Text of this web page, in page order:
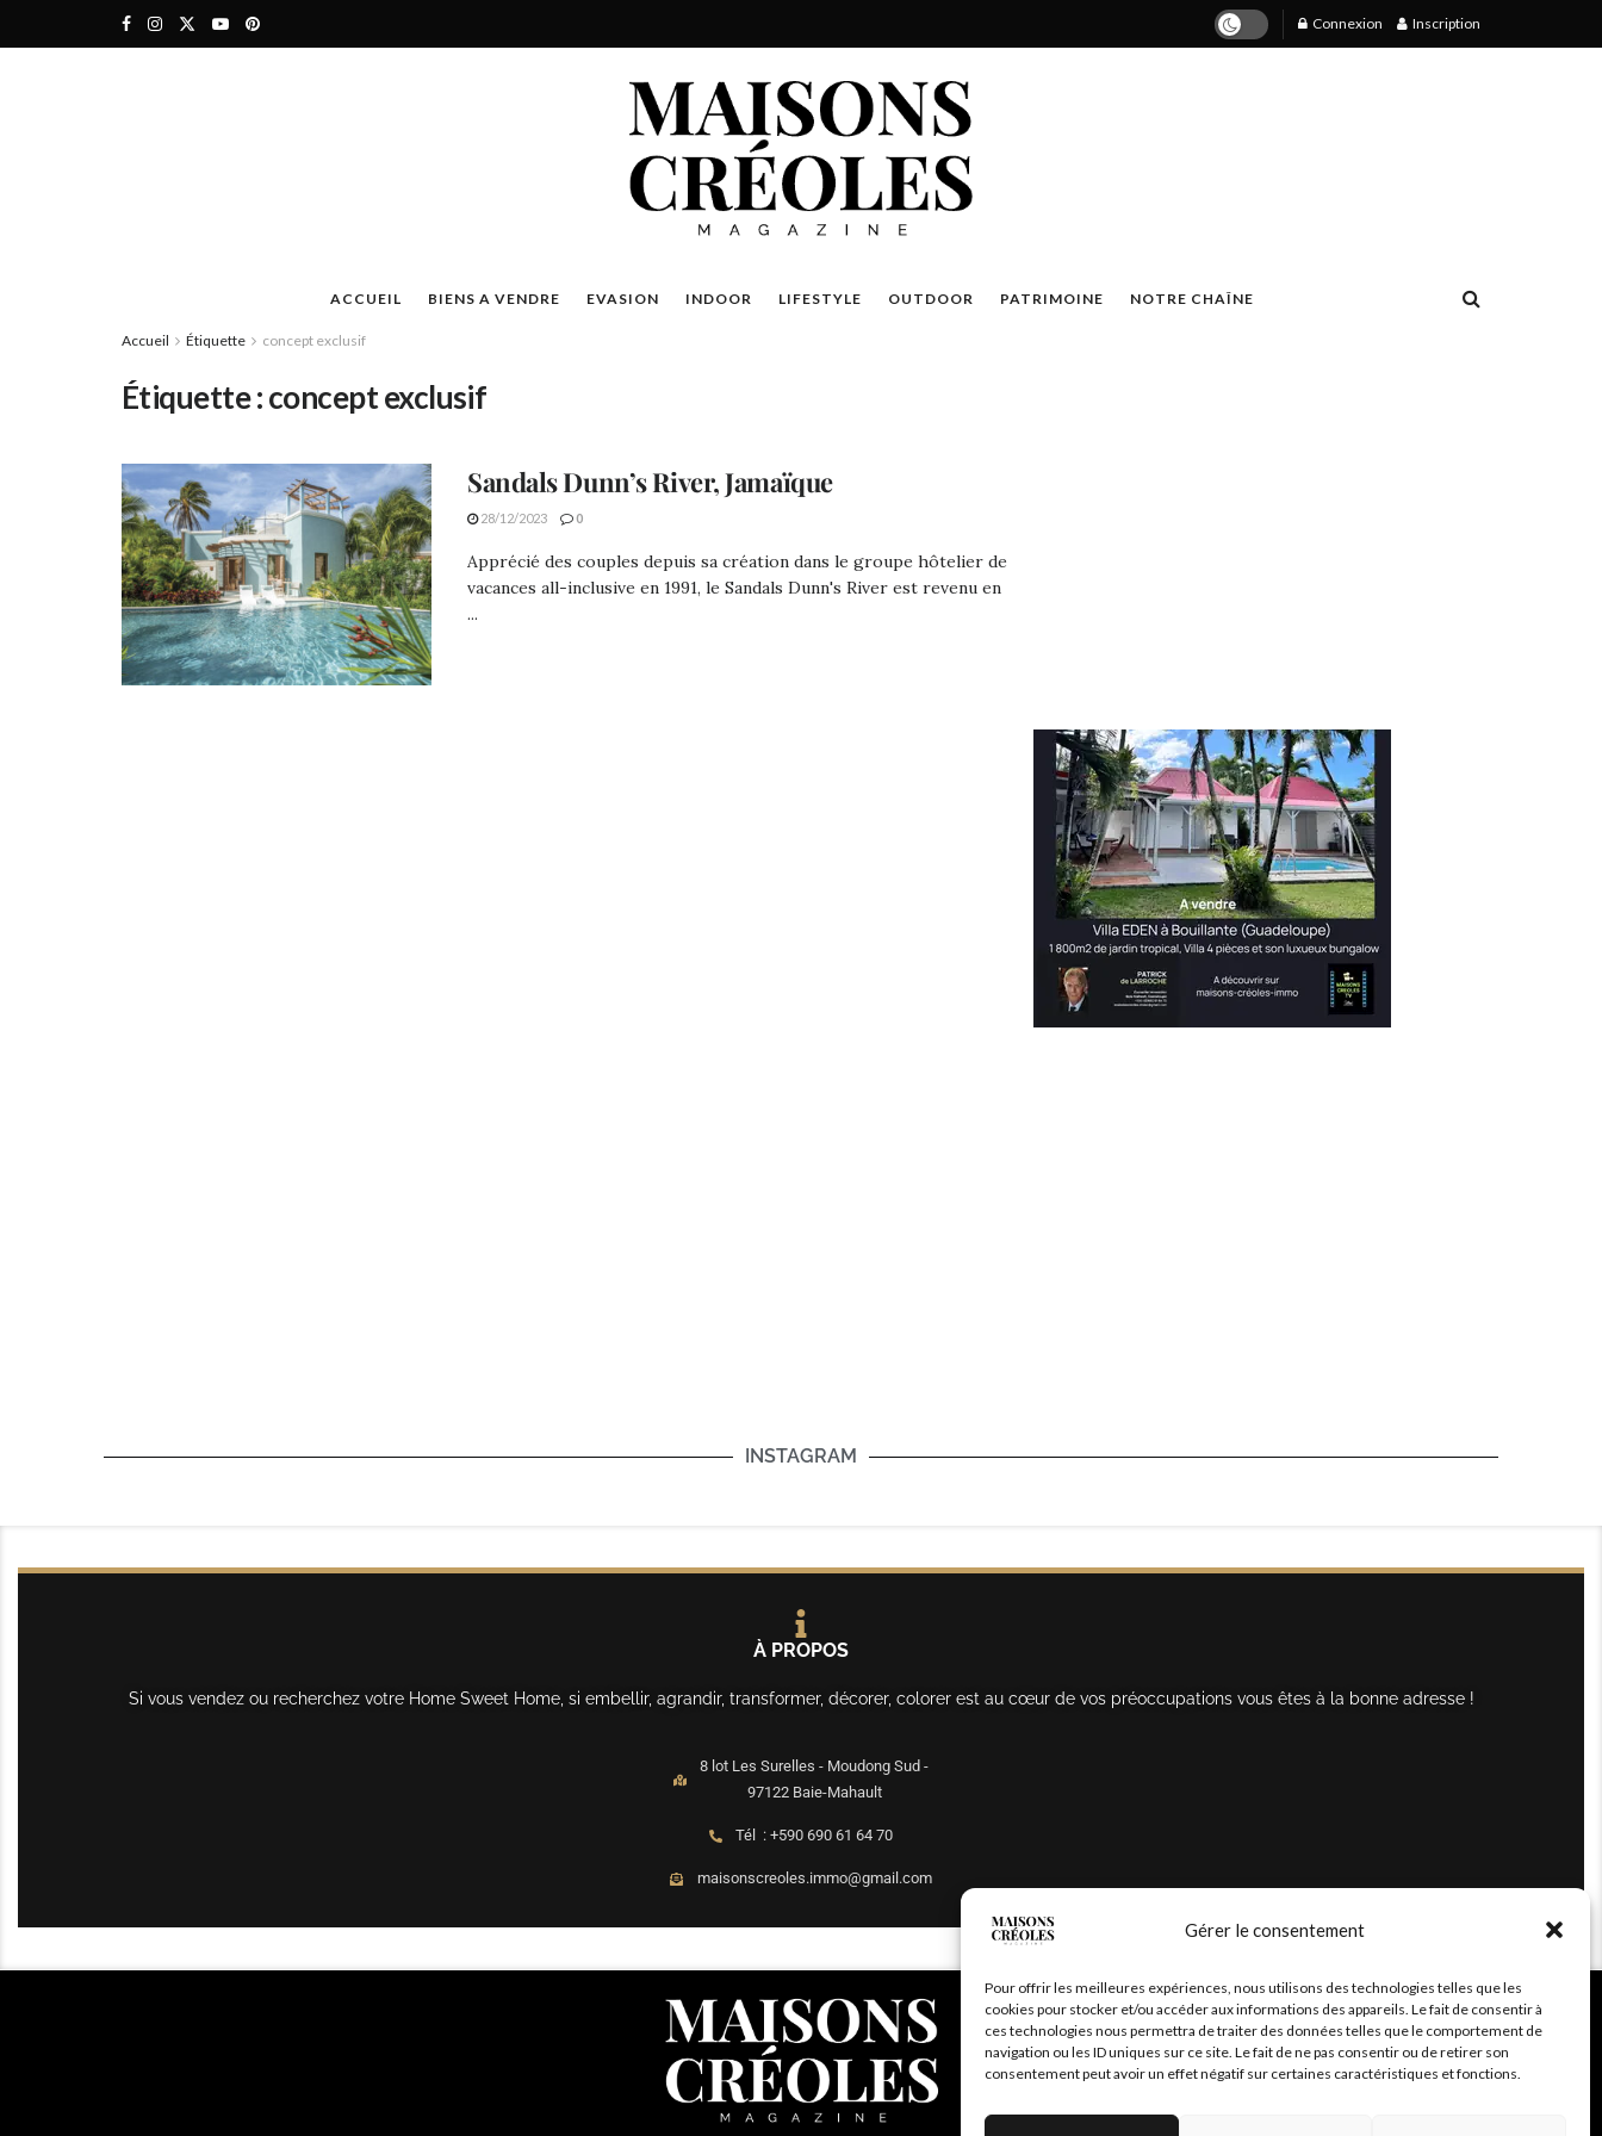
Gérer le consentement
Pour offrir les meilleures expériences, nous utilisons des technologies telles que les
cookies pour stocker et/ou accéder aux informations des appareils. Le fait de consentir à
ces technologies nous permettra de traiter des données telles que le comportement de
navigation ou les ID uniques sur ce site. Le fait de ne pas consentir ou de retirer son
consentement peut avoir un effet négatif sur certaines caractéristiques et fonctions.
Connexion Inscription
ACCUEIL BIENS A VENDRE EVASION INDOOR LIFESTYLE OUTDOOR PATRIMOINE NOTRE CHAÎNE
Accueil Étiquette concept exclusif
Étiquette :concept exclusif
Sandals Dunn’s River, Jamaïque
28/12/2023 0
Apprécié des couples depuis sa création dans le groupe hôtelier de
vacances all-inclusive en 1991, le Sandals Dunn's River est revenu en
...
INSTAGRAM
À PROPOS
Si vous vendez ou recherchez votre Home Sweet Home, si embellir, agrandir, transformer, décorer, colorer est au cœur de vos préoccupations vous êtes à la bonne adresse !
8 lot Les Surelles - Moudong Sud -
97122 Baie-Mahault
Tél : +590 690 61 64 70
maisonscreoles.immo@gmail.com